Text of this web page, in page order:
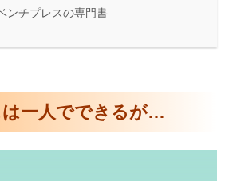
ンチプレスの専門書
一人でできるが…